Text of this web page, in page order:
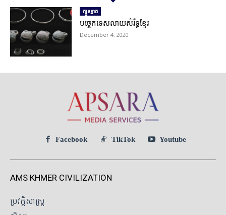
ក្បួនខ្នាត
បច្ចេកទេសលាយសំរឹទ្ធខ្មែរ
December 4, 2020
Facebook TikTok Youtube
AMS KHMER CIVILIZATION
ប្រវត្តិសាស្ត្រ